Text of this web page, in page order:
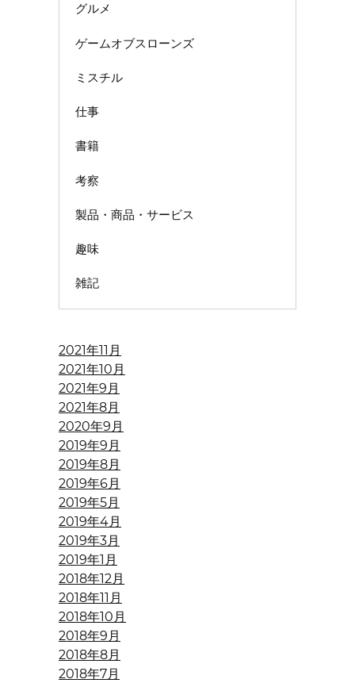
グルメ
ゲームオブスローンズ
ミスチル
仕事
書籍
考察
製品・商品・サービス
趣味
雑記
2021年11月
2021年10月
2021年9月
2021年8月
2020年9月
2019年9月
2019年8月
2019年6月
2019年5月
2019年4月
2019年3月
2019年1月
2018年12月
2018年11月
2018年10月
2018年9月
2018年8月
2018年7月